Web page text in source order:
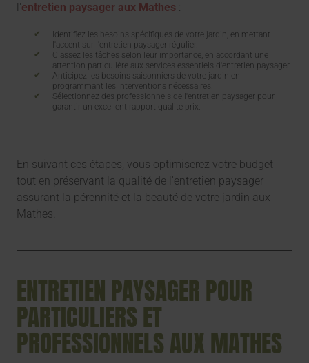
l'entretien paysager aux Mathes :
Identifiez les besoins spécifiques de votre jardin, en mettant
l'accent sur l'entretien paysager régulier.
Classez les tâches selon leur importance, en accordant une
attention particulière aux services essentiels d'entretien paysager.
Anticipez les besoins saisonniers de votre jardin en
programmant les interventions nécessaires.
Sélectionnez des professionnels de l'entretien paysager pour
garantir un excellent rapport qualité-prix.
En suivant ces étapes, vous optimiserez votre budget
tout en préservant la qualité de l'entretien paysager
assurant la pérennité et la beauté de votre jardin aux
Mathes.
ENTRETIEN PAYSAGER POUR
PARTICULIERS ET
PROFESSIONNELS AUX MATHES